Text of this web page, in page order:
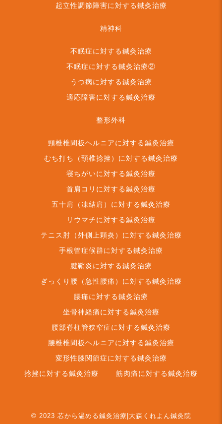
起立性調節障害に対する鍼灸治療
精神科
不眠症に対する鍼灸治療
不眠症に対する鍼灸治療②
うつ病に対する鍼灸治療
適応障害に対する鍼灸治療
整形外科
頸椎椎間板ヘルニアに対する鍼灸治療
むち打ち（頸椎捻挫）に対する鍼灸治療
寝ちがいに対する鍼灸治療
首肩コリに対する鍼灸治療
五十肩（凍結肩）に対する鍼灸治療
リウマチに対する鍼灸治療
テニス肘（外側上顆炎）に対する鍼灸治療
手根管症候群に対する鍼灸治療
腱鞘炎に対する鍼灸治療
ぎっくり腰（急性腰痛）に対する鍼灸治療
腰痛に対する鍼灸治療
坐骨神経痛に対する鍼灸治療
腰部脊柱管狭窄症に対する鍼灸治療
腰椎椎間板ヘルニアに対する鍼灸治療
変形性膝関節症に対する鍼灸治療
捻挫に対する鍼灸治療
筋肉痛に対する鍼灸治療
© 2023 芯から温める鍼灸治療|大森くれよん鍼灸院